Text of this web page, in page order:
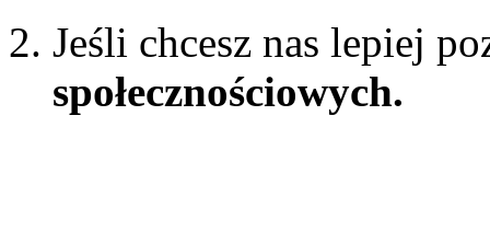
Jeśli chcesz nas lepiej
społecznościowych.